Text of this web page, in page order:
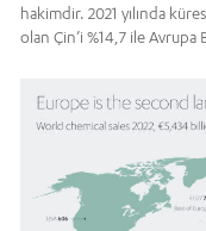
hakimdir. 2021 yılında
olan Çin’i %14,7 ile Avrupa